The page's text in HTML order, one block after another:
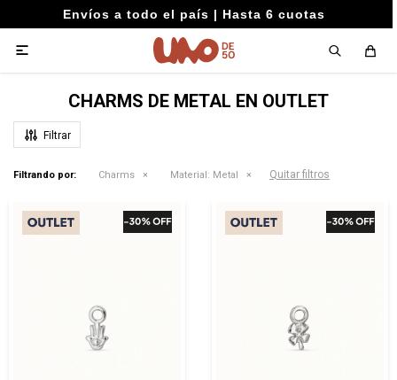
Envíos a todo el país | Hasta 6 cuotas

CHARMS DE METAL EN OUTLET
Filtrando por: Charms Material: Metal Quitar filtros